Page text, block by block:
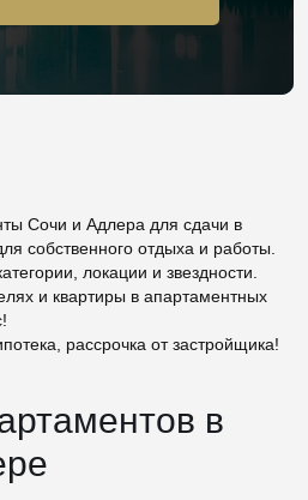
Сочи и Адлера для сдачи в
собственного отдыха и работы.
локации и звездности.
и квартиры в апартаментных
рассрочка от застройщика!
в